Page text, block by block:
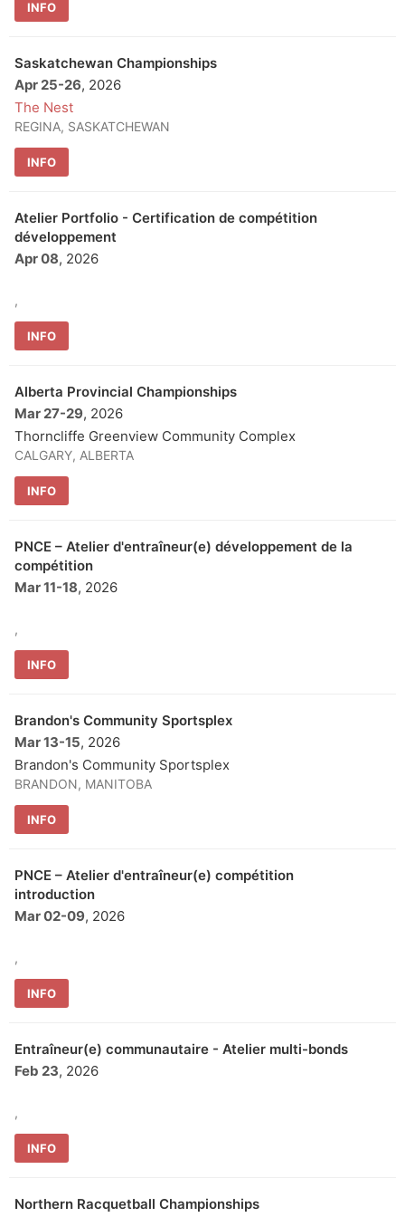
INFO
Saskatchewan Championships
Apr 25-26, 2026
The Nest
REGINA, SASKATCHEWAN
INFO
Atelier Portfolio - Certification de compétition
développement
Apr 08, 2026
,
INFO
Alberta Provincial Championships
Mar 27-29, 2026
Thorncliffe Greenview Community Complex
CALGARY, ALBERTA
INFO
PNCE – Atelier d'entraîneur(e) développement de la
compétition
Mar 11-18, 2026
,
INFO
Brandon's Community Sportsplex
Mar 13-15, 2026
Brandon's Community Sportsplex
BRANDON, MANITOBA
INFO
PNCE – Atelier d'entraîneur(e) compétition
introduction
Mar 02-09, 2026
,
INFO
Entraîneur(e) communautaire - Atelier multi-bonds
Feb 23, 2026
,
INFO
Northern Racquetball Championships